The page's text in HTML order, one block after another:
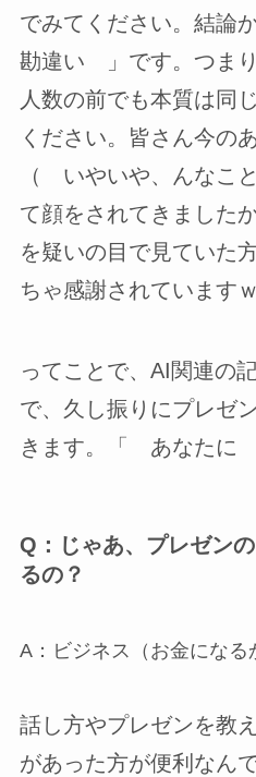
でみてください。結論
勘違い 」です。つま
人数の前でも本質は同
ください。皆さん今の
（ いやいや、んなこ
て顔をされてきました
を疑いの目で見ていた
ちゃ感謝されていますｗ
ってことで、AI関連の
で、久し振りにプレゼ
きます。「 あなたに
Q：じゃあ、プレゼン
るの？
A：ビジネス（お金になる
話し方やプレゼンを
があった方が便利なん